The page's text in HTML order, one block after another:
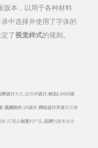
版本，以用于各种材料
中选择并使用了字体的
了视觉样式的规则。
牌设计为主 ,提供VI 设计,标志 LOGO设
,视频制作,UI 设计, 网站设计开发等完整
务 ,打通从创意到产品,品牌到服务的全